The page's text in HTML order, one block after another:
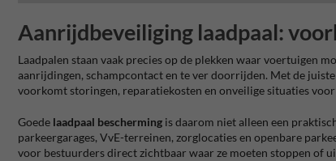
Aanrijdbeveiliging laadpaal:
Laadpalen staan vaak precies op de plekken waar voertuigen
aanrijdingen, schampcontact en te ver doorrijden. Met de juiste
voorkomt storingen, reparatiekosten en onveilige situaties
Goede laadpaal bescherming is daarom niet alleen een
parkeergarages, VvE-terreinen, zorglocaties en openbare
voor bestuurders direct zichtbaar waar ze moeten stoppen of